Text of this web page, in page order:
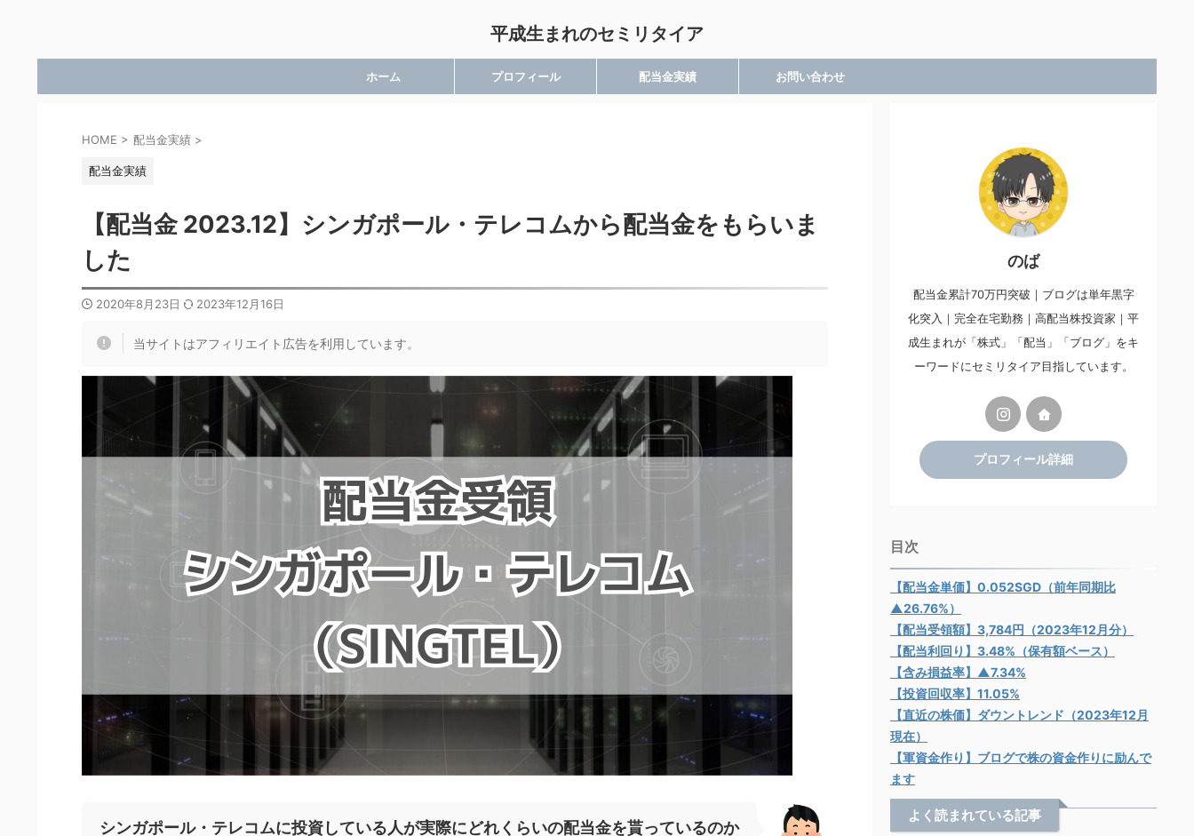
平成生まれのセミリタイア
ホーム プロフィール 配当金実績 お問い合わせ
HOME > 配当金実績 >
配当金実績
【配当金 2023.12】シンガポール・テレコムから配当金をもらいま
した
2020年8月23日 2023年12月16日
当サイトはアフィリエイト広告を利用しています。
シンガポール・テレコムに投資している人が実際にどれくらいの配当金を貰っているのか
のば
配当金累計70万円突破｜ブログは単年黒字
化突入｜完全在宅勤務｜高配当株投資家｜平
成生まれが「株式」「配当」「ブログ」をキ
ーワードにセミリタイア目指しています。
プロフィール詳細
目次
【配当金単価】0.052SGD（前年同期比
▲26.76%）
【配当受領額】3,784円（2023年12月分）
【配当利回り】3.48%（保有額ベース）
【含み損益率】▲7.34%
【投資回収率】11.05%
【直近の株価】ダウントレンド（2023年12月
現在）
【軍資金作り】ブログで株の資金作りに励んで
ます
よく読まれている記事